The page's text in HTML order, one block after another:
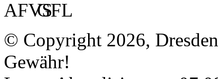
© Copyright 2026,
Gewähr!